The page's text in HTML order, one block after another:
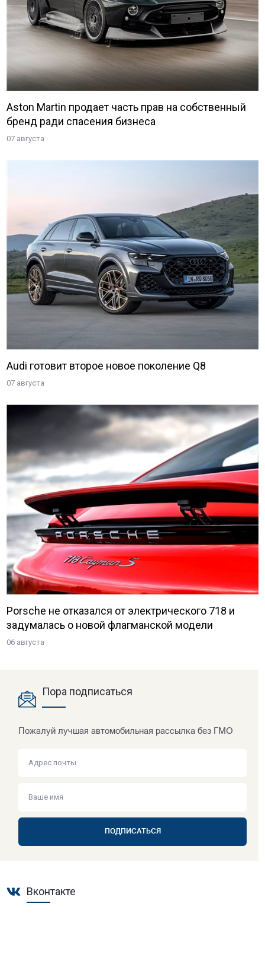
Aston Martin продает часть прав на собственный
бренд ради спасения бизнеса
07 августа
Audi готовит второе новое поколение Q8
07 августа
Porsche не отказался от электрического 718 и
задумалась о новой флагманской модели
06 августа
Пора подписаться
Пожалуй лучшая автомобильная рассылка без ГМО
ПОДПИСАТЬСЯ
Вконтакте